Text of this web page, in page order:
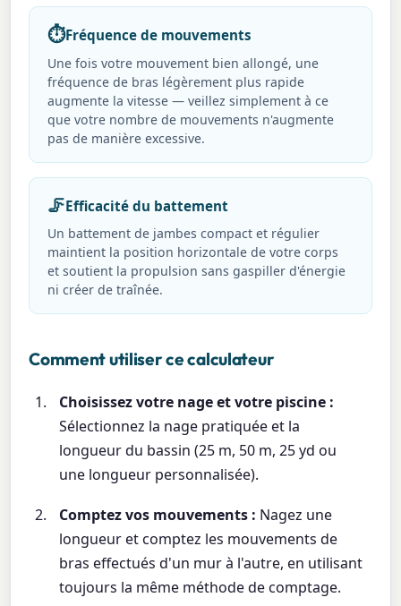
⏱️Fréquence de mouvements
Une fois votre mouvement bien allongé, une
fréquence de bras légèrement plus rapide
augmente la vitesse — veillez simplement à ce
que votre nombre de mouvements n'augmente
pas de manière excessive.
🦵Efficacité du battement
Un battement de jambes compact et régulier
maintient la position horizontale de votre corps
et soutient la propulsion sans gaspiller d'énergie
ni créer de traînée.
Comment utiliser ce calculateur
Choisissez votre nage et votre piscine :
Sélectionnez la nage pratiquée et la
longueur du bassin (25 m, 50 m, 25 yd ou
une longueur personnalisée).
Comptez vos mouvements : Nagez une
longueur et comptez les mouvements de
bras effectués d'un mur à l'autre, en utilisant
toujours la même méthode de comptage.